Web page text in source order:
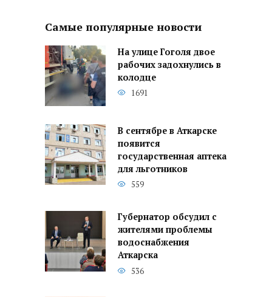
Самые популярные новости
На улице Гоголя двое
рабочих задохнулись в
колодце
1691
В сентябре в Аткарске
появится
государственная аптека
для льготников
559
Губернатор обсудил с
жителями проблемы
водоснабжения
Аткарска
536